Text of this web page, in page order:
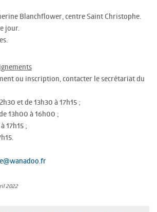
Blanchflower, centre Saint Christophe.
jour.
ou inscription, contacter le secrétariat du
et de 13h30 à 17h15 ;
13h00 à 16h00 ;
17h15 ;
2022